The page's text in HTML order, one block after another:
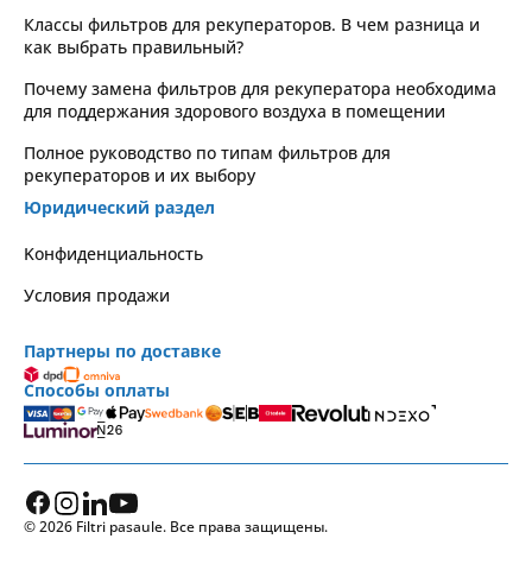
Классы фильтров для рекуператоров. В чем разница и
как выбрать правильный?
Почему замена фильтров для рекуператора необходима
для поддержания здорового воздуха в помещении
Полное руководство по типам фильтров для
рекуператоров и их выбору
Юридический раздел
Kонфиденциальность
Условия продажи
Партнеры по доставке
Способы оплаты
© 2026 Filtri pasaule. Все права защищены.